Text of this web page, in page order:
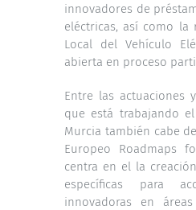
innovadores de
eléctricas, así como la
Local del Vehículo
abierta en proceso
Entre las actuaciones
que está trabajando
Murcia también cabe
Europeo Roadmaps
centra en el la
específicas para
innovadoras en